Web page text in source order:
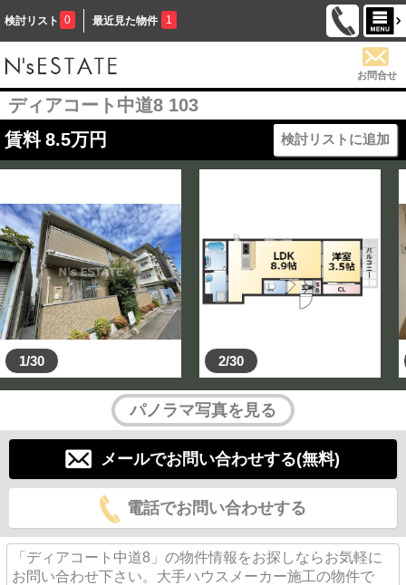
検討リスト 0 最近見た物件 1
お問合せ
ディアコート中道8 103
賃料 8.5万円 検討リストに追加
1/30 2/30
パノラマ写真を見る
メールでお問い合わせする(無料)
電話でお問い合わせする
「ディアコート中道8」の物件情報をお探しならお気軽に
お問い合わせ下さい。大手ハウスメーカー施工の物件で